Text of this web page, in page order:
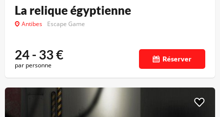
La relique égyptienne
Antibes Escape Game
24 - 33€
par personne
Réserver